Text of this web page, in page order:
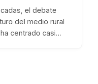
el debate
del medio rural
centrado casi…